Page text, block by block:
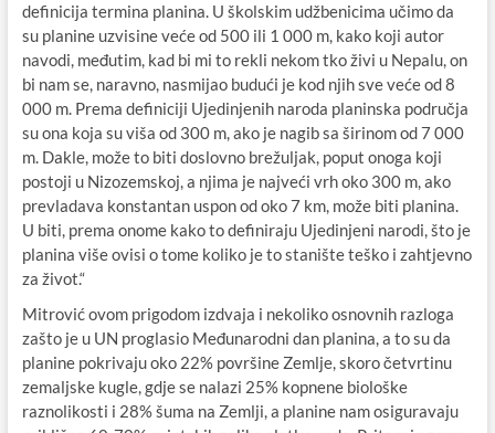
definicija termina planina. U školskim udžbenicima učimo da
su planine uzvisine veće od 500 ili 1 000 m, kako koji autor
navodi, međutim, kad bi mi to rekli nekom tko živi u Nepalu, on
bi nam se, naravno, nasmijao budući je kod njih sve veće od 8
000 m. Prema definiciji Ujedinjenih naroda planinska područja
su ona koja su viša od 300 m, ako je nagib sa širinom od 7 000
m. Dakle, može to biti doslovno brežuljak, poput onoga koji
postoji u Nizozemskoj, a njima je najveći vrh oko 300 m, ako
prevladava konstantan uspon od oko 7 km, može biti planina.
U biti, prema onome kako to definiraju Ujedinjeni narodi, što je
planina više ovisi o tome koliko je to stanište teško i zahtjevno
za život.“
Mitrović ovom prigodom izdvaja i nekoliko osnovnih razloga
zašto je u UN proglasio Međunarodni dan planina, a to su da
planine pokrivaju oko 22% površine Zemlje, skoro četvrtinu
zemaljske kugle, gdje se nalazi 25% kopnene biološke
raznolikosti i 28% šuma na Zemlji, a planine nam osiguravaju